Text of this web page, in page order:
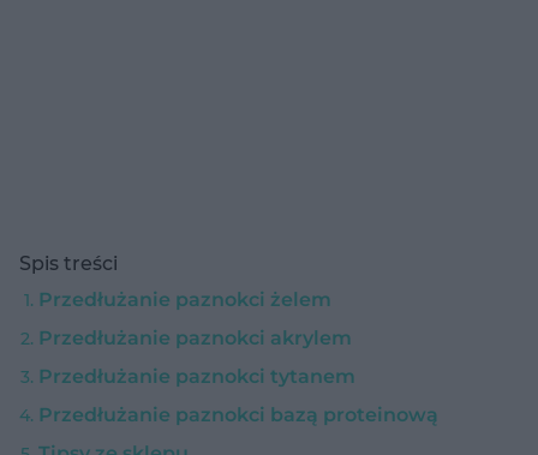
Spis treści
Przedłużanie paznokci żelem
Przedłużanie paznokci akrylem
Przedłużanie paznokci tytanem
Przedłużanie paznokci bazą proteinową